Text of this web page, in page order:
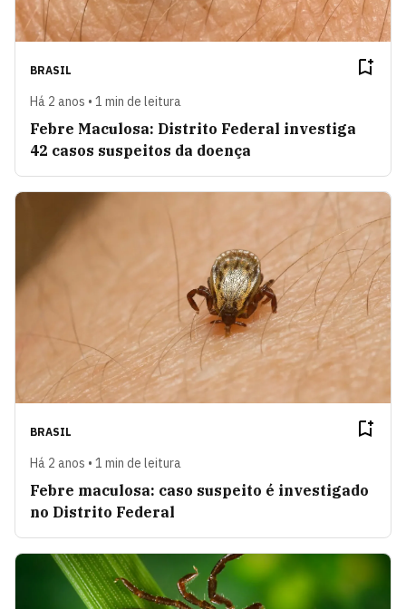
BRASIL
Há 2 anos • 1 min de leitura
Febre Maculosa: Distrito Federal investiga
42 casos suspeitos da doença
BRASIL
Há 2 anos • 1 min de leitura
Febre maculosa: caso suspeito é investigado
no Distrito Federal